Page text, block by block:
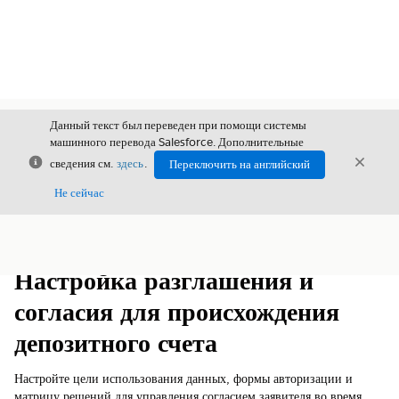
Закрыть
Данный текст был переведен при помощи системы
машинного перевода Salesforce. Дополнительные
сведения см. здесь.
Переключить на английский
Не сейчас
Настройка разглашения и
согласия для происхождения
депозитного счета
Настройте цели использования данных, формы авторизации и